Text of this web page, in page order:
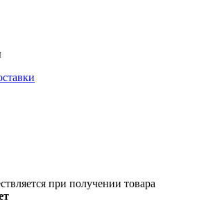
при получении товара